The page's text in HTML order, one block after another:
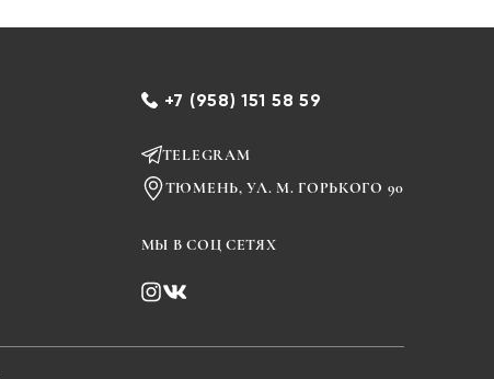
+7 (958) 151 58 59
TELEGRAM
ТЮМЕНЬ, УЛ. М. ГОРЬКОГО 90
МЫ В СОЦ СЕТЯХ